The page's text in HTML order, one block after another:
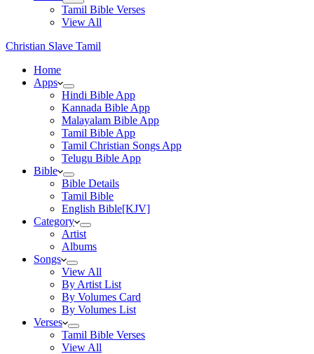
Tamil Bible Verses
View All
Christian Slave Tamil
Home
Apps
Hindi Bible App
Kannada Bible App
Malayalam Bible App
Tamil Bible App
Tamil Christian Songs App
Telugu Bible App
Bible
Bible Details
Tamil Bible
English Bible[KJV]
Category
Artist
Albums
Songs
View All
By Artist List
By Volumes Card
By Volumes List
Verses
Tamil Bible Verses
View All